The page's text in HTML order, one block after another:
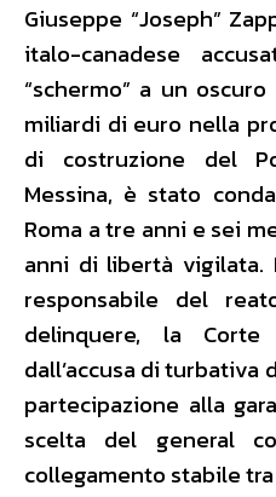
Giuseppe “Joseph”
italo-canadese
“schermo” a un
miliardi di euro nella
di costruzione del
Messina, è stato
Roma a tre anni e sei
anni di libertà vigilata.
responsabile del
delinquere, la
dall’accusa di turbativa
partecipazione alla
scelta del general
collegamento stabile tra